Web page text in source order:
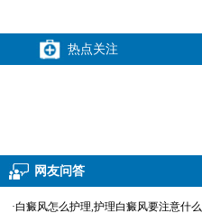
热点关注
网友问答
·白癜风怎么护理,护理白癜风要注意什么